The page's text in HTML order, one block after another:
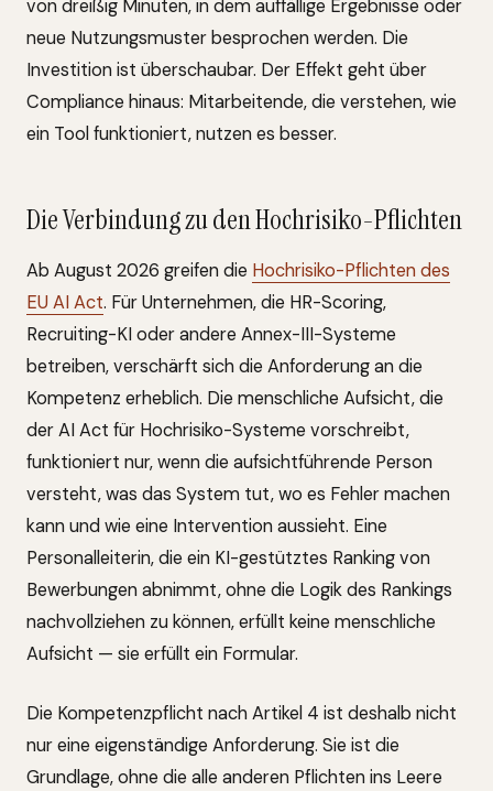
von dreißig Minuten, in dem auffällige Ergebnisse oder
neue Nutzungsmuster besprochen werden. Die
Investition ist überschaubar. Der Effekt geht über
Compliance hinaus: Mitarbeitende, die verstehen, wie
ein Tool funktioniert, nutzen es besser.
Die Verbindung zu den Hochrisiko-Pflichten
Ab August 2026 greifen die Hochrisiko-Pflichten des
EU AI Act. Für Unternehmen, die HR-Scoring,
Recruiting-KI oder andere Annex-III-Systeme
betreiben, verschärft sich die Anforderung an die
Kompetenz erheblich. Die menschliche Aufsicht, die
der AI Act für Hochrisiko-Systeme vorschreibt,
funktioniert nur, wenn die aufsichtführende Person
versteht, was das System tut, wo es Fehler machen
kann und wie eine Intervention aussieht. Eine
Personalleiterin, die ein KI-gestütztes Ranking von
Bewerbungen abnimmt, ohne die Logik des Rankings
nachvollziehen zu können, erfüllt keine menschliche
Aufsicht — sie erfüllt ein Formular.
Die Kompetenzpflicht nach Artikel 4 ist deshalb nicht
nur eine eigenständige Anforderung. Sie ist die
Grundlage, ohne die alle anderen Pflichten ins Leere